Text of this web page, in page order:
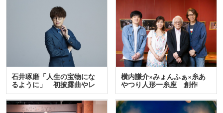
石井琢磨「人生の宝物にな
るように」 初披露曲やレ
ア…
横内謙介×みょんふぁ×糸あ
やつり人形一糸座 創作
人…